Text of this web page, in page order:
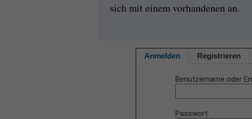
sich mit einem vorhandenen an.
Anmelden Registrieren
Benutzername oder
Passwort